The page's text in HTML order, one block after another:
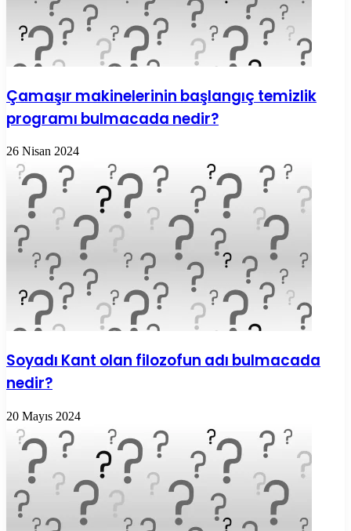
Çamaşır makinelerinin başlangıç temizlik
programı bulmacada nedir?
26 Nisan 2024
Soyadı Kant olan filozofun adı bulmacada
nedir?
20 Mayıs 2024